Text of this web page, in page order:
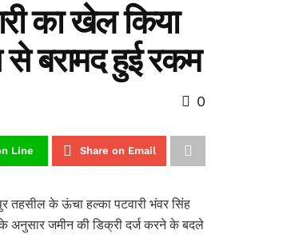
का खेल किया
बरामद हुई रकम
0
Line Share on Email
तहसील के ऊंचा हल्का पटवारी भंवर सिंह
अनुसार जमीन की डिक्री दर्ज करने के बदले